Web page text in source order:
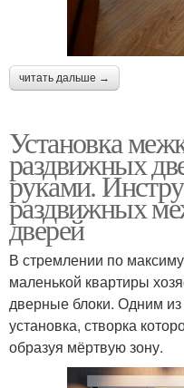
читать дальше →
Установка
раздвижных
руками.
раздвижных
дверей
В стремлении по
маленькой квартиры
дверные блоки. Одним
установка, створка
образуя мёртвую зону.